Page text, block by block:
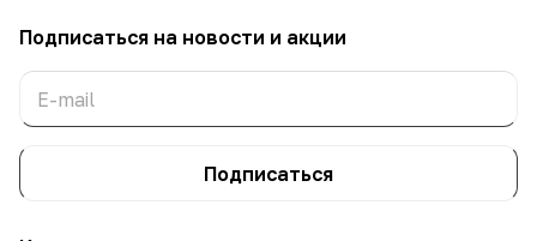
Подписаться на новости и акции
Подписаться